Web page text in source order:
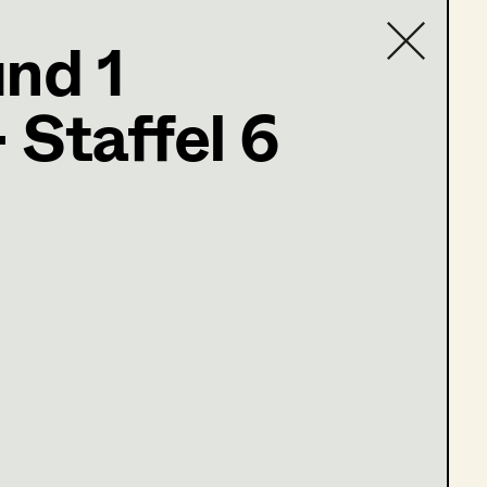
1
Staffel 6